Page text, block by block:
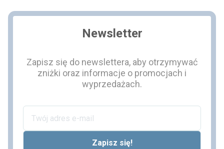
Newsletter
Zapisz się do newslettera, aby otrzymywać
zniżki oraz informacje o promocjach i
wyprzedażach.